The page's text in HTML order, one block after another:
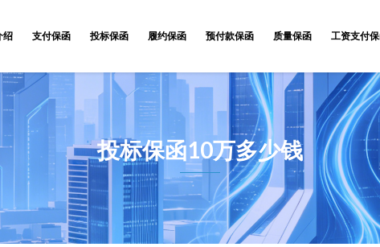
绍 支付保函 投标保函 履约保函 预付款保函 质量保函 工资支付
投标保函10万多少钱